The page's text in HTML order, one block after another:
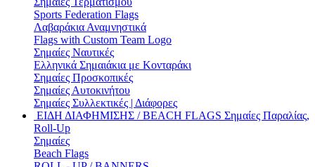
Sports Federation Flags
Λαβαράκια Αναμνηστικά
Flags with Custom Team Logo
Σημαίες Ναυτικές
Ελληνικά Σημαιάκια με Κονταράκι
Σημαίες Προσκοπικές
Σημαίες Αυτοκινήτου
Σημαίες Συλλεκτικές | Διάφορες
ΕΙΔΗ ΔΙΑΦΗΜΙΣΗΣ / BEACH FLAGS Σημαίες Παραλίας,
Roll-Up
Σημαίες
Beach Flags